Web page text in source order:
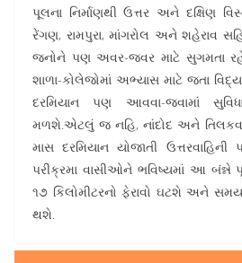
પૂલના નિર્માણથી ઉત્તર અને દક્ષિણ
રેંગણ, રામપુરા, માંગરોલ અને શહેરાવ
જનોને પણ અવર-જવર માટે સુગમતા
શાળા-કોલેજોમાં અભ્યાસ માટે જતા
દરમિયાન પણ આવવા-જવામાં
મળશે.એટલું જ નહિ, નાંદોદ અને
માસ દરમિયાન યોજાતી ઉત્તરવાહિની
પરીક્રમા વાસીઓને ભવિષ્યમાં આ બંન્ને
૧૭ કિલોમીટરનો ફેરાવો ઘટશે અને
થશે.